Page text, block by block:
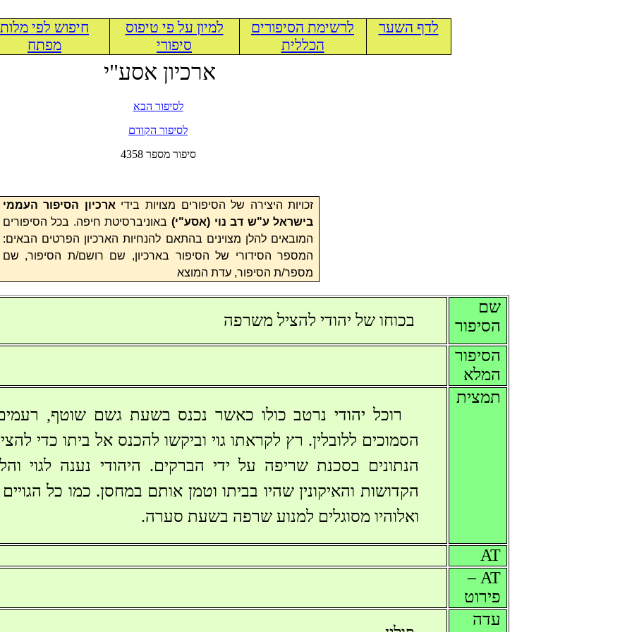
לדף השער
לרשימת הסיפורים
הכללית
למיון על פי טיפוס
סיפורי
חיפוש לפי מלות
מפתח
ארכיון אסע"י
לסיפור הבא
לסיפור הקודם
4358 סיפור מספר
זכויות היצירה של הסיפורים מצויות בידי ארכיון הסיפור העממי
בישראל ע"ש דב נוי (אסע"י) באוניברסיטת חיפה. בכל הסיפורים
המובאים להלן מצוינים בהתאם להנחיות הארכיון הפרטים הבאים:
המספר הסידורי של הסיפור בארכיון, שם רושם/ת הסיפור, שם
מספר/ת הסיפור, עדת המוצא
בכוחו של יהודי להציל משרפה
שם
הסיפור
הסיפור
המלא
רוכל יהודי נרטב כולו כאשר נכנס בשעת גשם שוטף,
הסמוכים ללובלין. רץ לקראתו גוי וביקשו להכנס אל ביתו כדי
הנתונים בסכנת שריפה על ידי הברקים. היהודי נענה לגוי
הקדושות והאיקונין שהיו בביתו וטמן אותם במחסן. כמו כל
ואלוהיו מסוגלים למנוע שרפה בשעת סערה.
תמצית
AT
AT –
פירוט
עדה